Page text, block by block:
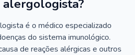
é o médico especializado
do sistema imunológico.
de reações alérgicas e outros